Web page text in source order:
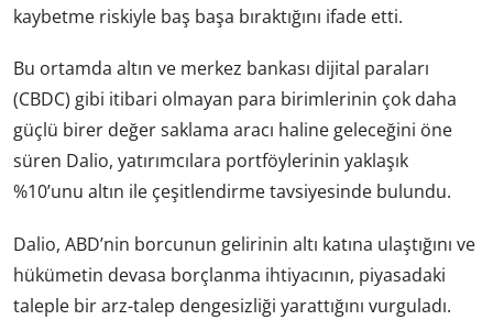
kaybetme riskiyle baş başa bıraktığını ifade etti.
Bu ortamda altın ve merkez bankası dijital paraları
(CBDC) gibi itibari olmayan para birimlerinin çok daha
güçlü birer değer saklama aracı haline geleceğini öne
süren Dalio, yatırımcılara portföylerinin yaklaşık
%10’unu altın ile çeşitlendirme tavsiyesinde bulundu.
Dalio, ABD’nin borcunun gelirinin altı katına ulaştığını ve
hükümetin devasa borçlanma ihtiyacının, piyasadaki
taleple bir arz-talep dengesizliği yarattığını vurguladı.